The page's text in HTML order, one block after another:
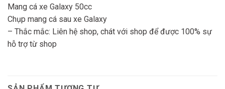
Mang cá xe Galaxy 50cc
Chụp mang cá sau xe Galaxy
– Thắc mắc: Liên hệ shop, chát với shop để được 100% sự
hỗ trợ từ shop